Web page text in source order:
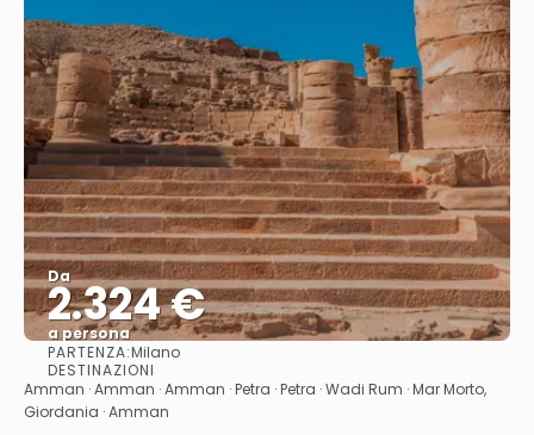
Da
2.324 €
a persona
PARTENZA:Milano
DESTINAZIONI
Amman · Amman · Amman · Petra · Petra · Wadi Rum · Mar Morto,
Giordania · Amman